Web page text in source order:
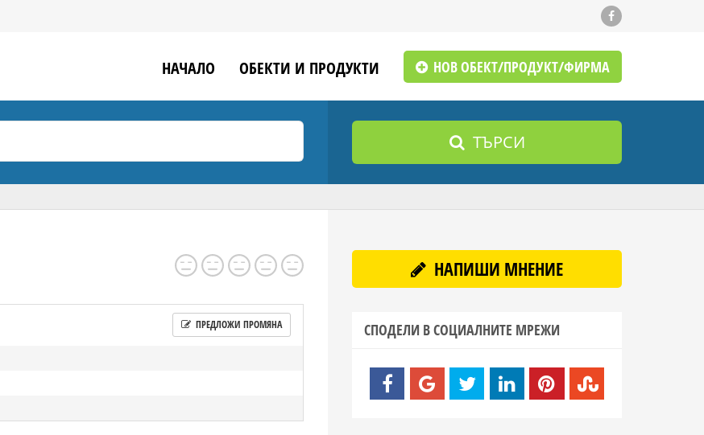
НАЧАЛО ОБЕКТИ И ПРОДУКТИ НОВ ОБЕКТ/ПРОДУКТ/ФИРМА
ТЪРСИ
ПРЕДЛОЖИ ПРОМЯНА
НАПИШИ МНЕНИЕ
СПОДЕЛИ В СОЦИАЛНИТЕ МРЕЖИ